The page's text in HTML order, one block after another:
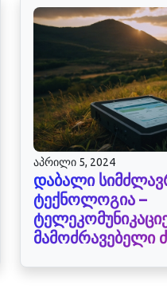
აპრილი 5, 2024
დაბალი
ტექნოლოგია –
მამოძრავებელი